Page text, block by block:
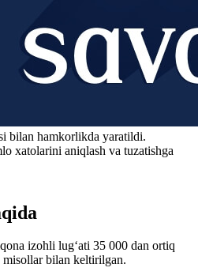
bilan hamkorlikda yaratildi.
xatolarini aniqlash va tuzatishga
izohli lug‘ati 35 000 dan ortiq
misollar bilan keltirilgan.